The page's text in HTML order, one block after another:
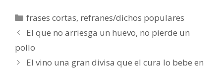
Categorías
frases cortas, refranes/dichos populares
El que no arriesga un huevo, no pierde un
pollo
El vino una gran divisa que el cura lo bebe en